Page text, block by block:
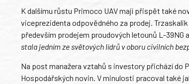
K dalšímu růstu Primoco UAV mají přispět také
viceprezidenta odpovědného za prodej.
především prodejem proudových letounů L-39NG
stala jedním ze světových lídrů v oboru civilních
Na post manažera vztahů s investory přichází do
Hospodářských novin. V minulosti pracoval také